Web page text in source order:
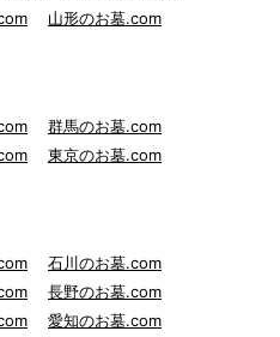
山形のお墓.com
群馬のお墓.com
東京のお墓.com
石川のお墓.com
長野のお墓.com
愛知のお墓.com